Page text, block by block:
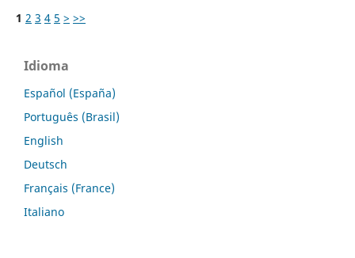
1 2 3 4 5 > >>
Idioma
Español (España)
Português (Brasil)
English
Deutsch
Français (France)
Italiano